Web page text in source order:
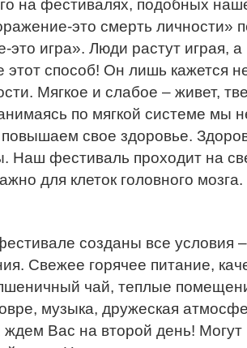
на фестивалях, подобных
это смерть личности»
это игра». Люди растут играя,
этот способ! Он лишь кажется
Мягкое и слабое – живет,
по мягкой системе мы
свое здоровье.
Наш фестиваль проходит на
для клеток головного
созданы все условия
Свежее горячее питание,
чай, теплые
музыка, дружеская
Вас на второй день! Могут